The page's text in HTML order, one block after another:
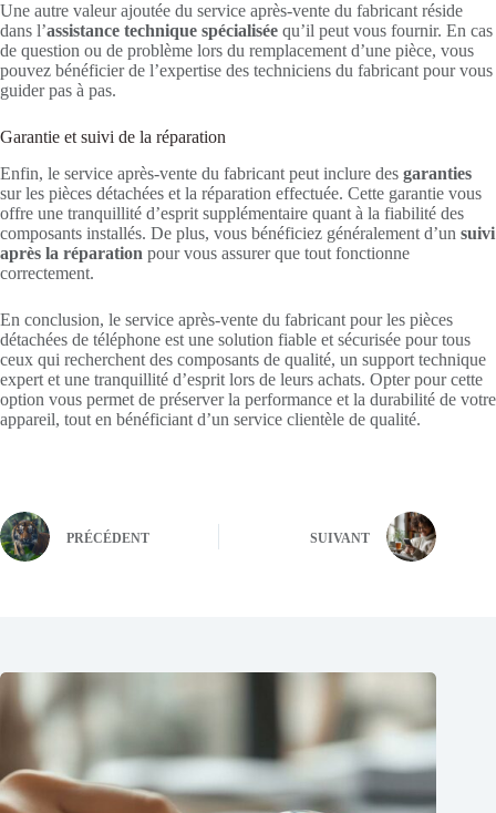
Une autre valeur ajoutée du service après-vente du fabricant réside
dans l’assistance technique spécialisée qu’il peut vous fournir. En cas
de question ou de problème lors du remplacement d’une pièce, vous
pouvez bénéficier de l’expertise des techniciens du fabricant pour vous
guider pas à pas.
Garantie et suivi de la réparation
Enfin, le service après-vente du fabricant peut inclure des garanties
sur les pièces détachées et la réparation effectuée. Cette garantie vous
offre une tranquillité d’esprit supplémentaire quant à la fiabilité des
composants installés. De plus, vous bénéficiez généralement d’un suivi
après la réparation pour vous assurer que tout fonctionne
correctement.
En conclusion, le service après-vente du fabricant pour les pièces
détachées de téléphone est une solution fiable et sécurisée pour tous
ceux qui recherchent des composants de qualité, un support technique
expert et une tranquillité d’esprit lors de leurs achats. Opter pour cette
option vous permet de préserver la performance et la durabilité de votre
appareil, tout en bénéficiant d’un service clientèle de qualité.
PRÉCÉDENT SUIVANT